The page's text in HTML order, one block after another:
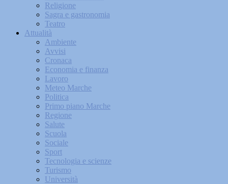
Religione
Sagra e gastronomia
Teatro
Attualità
Ambiente
Avvisi
Cronaca
Economia e finanza
Lavoro
Meteo Marche
Politica
Primo piano Marche
Regione
Salute
Scuola
Sociale
Sport
Tecnologia e scienze
Turismo
Università